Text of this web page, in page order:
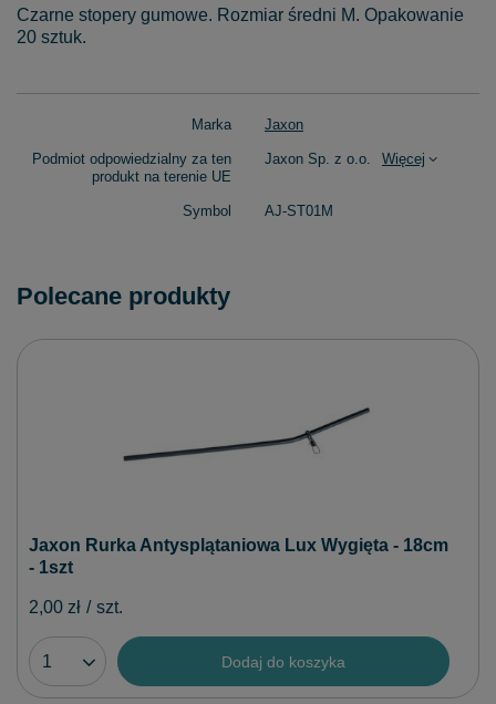
Czarne stopery gumowe. Rozmiar średni M. Opakowanie
20 sztuk.
Marka Jaxon
Podmiot odpowiedzialny za ten
produkt na terenie UE
Jaxon Sp. z o.o. Więcej
Symbol AJ-ST01M
Polecane produkty
Jaxon Rurka Antysplątaniowa Lux Wygięta - 18cm
- 1szt
2,00 zł / szt.
Dodaj do koszyka